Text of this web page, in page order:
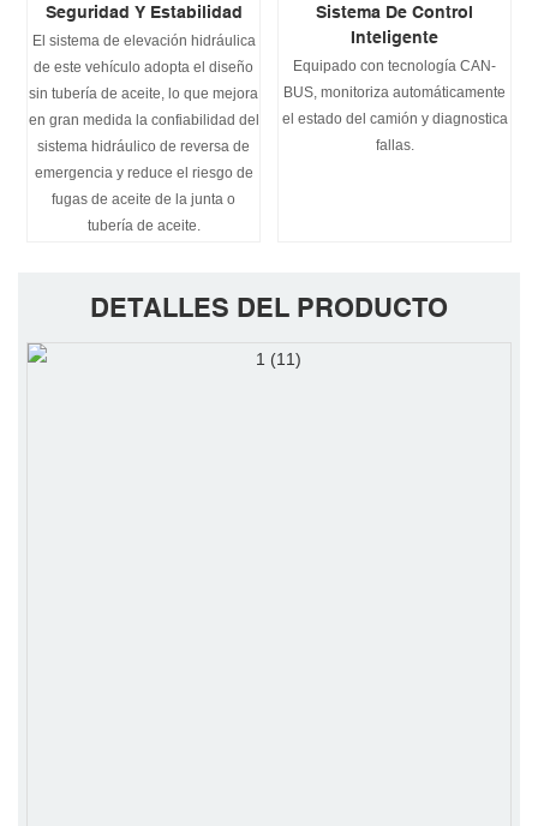
Seguridad Y Estabilidad
El sistema de elevación hidráulica
de este vehículo adopta el diseño
sin tubería de aceite, lo que mejora
en gran medida la confiabilidad del
sistema hidráulico de reversa de
emergencia y reduce el riesgo de
fugas de aceite de la junta o
tubería de aceite.
Sistema De Control
Inteligente
Equipado con tecnología CAN-
BUS, monitoriza automáticamente
el estado del camión y diagnostica
fallas.
DETALLES DEL PRODUCTO